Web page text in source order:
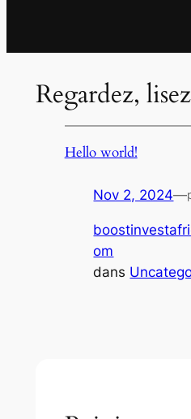
Regardez,
Hello world!
Nov 2, 2024—
om
dans